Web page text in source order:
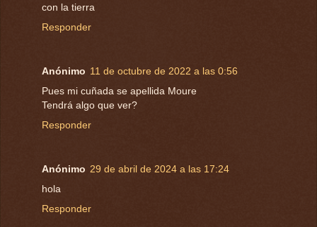
con la tierra
Responder
Anónimo 11 de octubre de 2022 a las 0:56
Pues mi cuñada se apellida Moure
Tendrá algo que ver?
Responder
Anónimo 29 de abril de 2024 a las 17:24
hola
Responder